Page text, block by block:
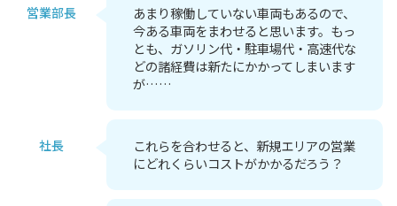
営業部長
あまり稼働していない車両もあるので、
今ある車両をまわせると思います。もっ
とも、ガソリン代・駐車場代・高速代な
どの諸経費は新たにかかってしまいます
が……
社長
これらを合わせると、新規エリアの営業
にどれくらいコストがかかるだろう？